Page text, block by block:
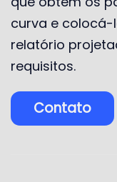
curva e colocá-
relatório
requisitos.
Contato